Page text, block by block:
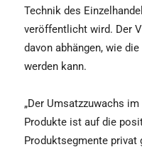
Technik des
veröffentlicht wird. Der
davon abhängen, wie
werden kann.
„Der Umsatzzuwachs
Produkte ist auf die
Produktsegmente privat